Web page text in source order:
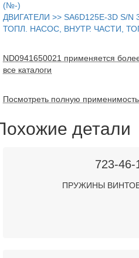
(№-)
ДВИГАТЕЛИ >> SA6D125E-3D S/N
ТОПЛ. НАСОС, ВНУТР. ЧАСТИ,
ND0941650021 применяется
все каталоги
Посмотреть полную
детали
723-46-
ПРУЖИНЫ